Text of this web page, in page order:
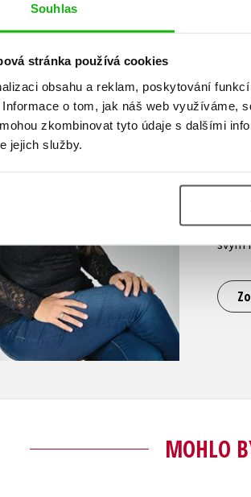
Souhlas
stránka používá cookies
obsahu a reklam, poskytování
Informace o tom, jak náš web využíváme,
zkombinovat tyto údaje s dalšími
jejich služby.
ze
svým
MOHLO